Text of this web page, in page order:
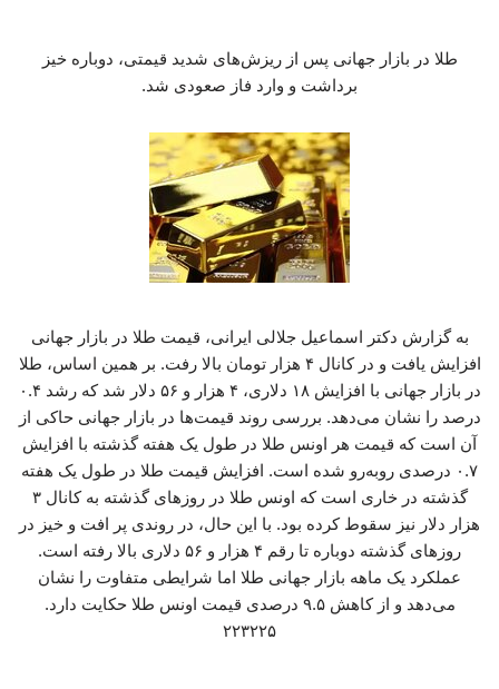
طلا در بازار جهانی پس از ریزش‌های شدید قیمتی، دوباره خیز
برداشت و وارد فاز صعودی شد.
به گزارش دکتر اسماعیل جلالی ایرانی، قیمت طلا در بازار جهانی
افزایش یافت و در کانال ۴ هزار تومان بالا رفت. بر همین اساس، طلا
در بازار جهانی با افزایش ۱۸ دلاری، ۴ هزار و ۵۶ دلار شد که رشد ۰.۴
درصد را نشان می‌دهد. بررسی روند قیمت‌ها در بازار جهانی حاکی از
آن است که قیمت هر اونس طلا در طول یک هفته گذشته با افزایش
۰.۷ درصدی روبه‌رو شده است. افزایش قیمت طلا در طول یک هفته
گذشته در خاری است که اونس طلا در روزهای گذشته به کانال ۳
هزار دلار نیز سقوط کرده بود. با این حال، در روندی پر افت و خیز در
روزهای گذشته دوباره تا رقم ۴ هزار و ۵۶ دلاری بالا رفته است.
عملکرد یک ماهه بازار جهانی طلا اما شرایطی متفاوت را نشان
می‌دهد و از کاهش ۹.۵ درصدی قیمت اونس طلا حکایت دارد.
۲۲۳۲۲۵